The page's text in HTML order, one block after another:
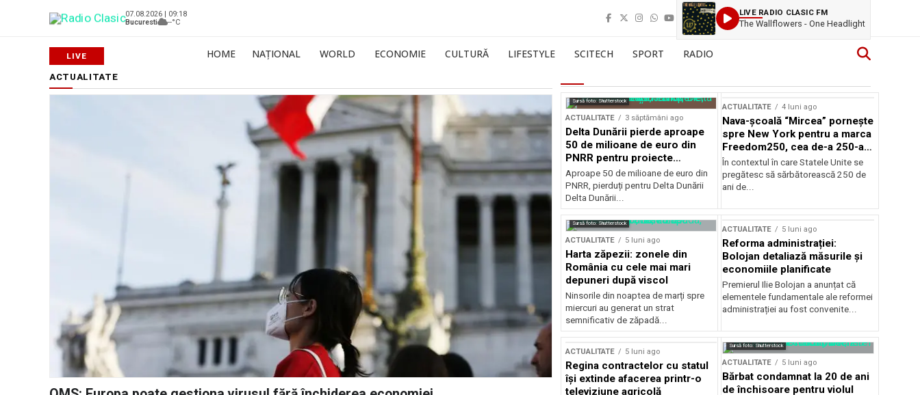
07.08.2026 | 09:18
Bucuresti
--°C
LIVE RADIO CLASIC FM
The Wallflowers - One Headlight
HOME NAȚIONAL WORLD ECONOMIE CULTURĂ LIFESTYLE SCITECH SPORT RADIO
ACTUALITATE
Sursă foto: Shutterstock
ACTUALITATE 3 săptămâni ago
Delta Dunării pierde aproape
50 de milioane de euro din
PNRR pentru proiecte
esențiale
Aproape 50 de milioane de euro din
PNRR, pierduți pentru Delta Dunării
Delta Dunării...
ACTUALITATE 4 luni ago
Nava-școală “Mircea” pornește
spre New York pentru a marca
Freedom250, cea de-a 250-a
aniversare a Statelor Unite
În contextul în care Statele Unite se
pregătesc să sărbătorească 250 de
ani de...
Sursă foto: Shutterstock
ACTUALITATE 5 luni ago
Harta zăpezii: zonele din
România cu cele mai mari
depuneri după viscol
Ninsorile din noaptea de marți spre
miercuri au generat un strat
semnificativ de zăpadă...
ACTUALITATE 5 luni ago
Reforma administrației:
Bolojan detaliază măsurile și
economiile planificate
Premierul Ilie Bolojan a anunțat că
elementele fundamentale ale reformei
administrației au fost convenite...
ACTUALITATE 5 luni ago
Regina contractelor cu statul
își extinde afacerea printr-o
televiziune agricolă
Sursă foto: Shutterstock
ACTUALITATE 5 luni ago
Bărbat condamnat la 20 de ani
de închisoare pentru violul